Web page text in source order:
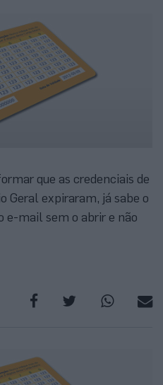
que as credenciais de
Geral expiraram, já sabe o
e-mail sem o abrir e não